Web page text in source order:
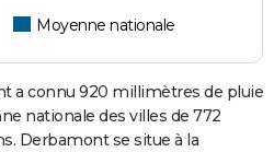
Moyenne nationale
a connu 920 millimètres de pluie
nationale des villes de 772
Derbamont se situe à la